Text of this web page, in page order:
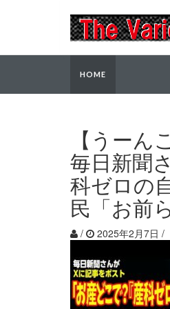
HOME
【うーん
毎日新聞
科ゼロの
民「お前
/ 2025年2月7日 /